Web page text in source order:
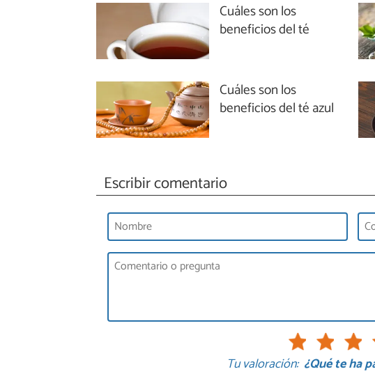
Cuáles son los
beneficios del té
Cuáles son los
beneficios del té azul
Escribir comentario
Tu valoración: ¿Qué te ha